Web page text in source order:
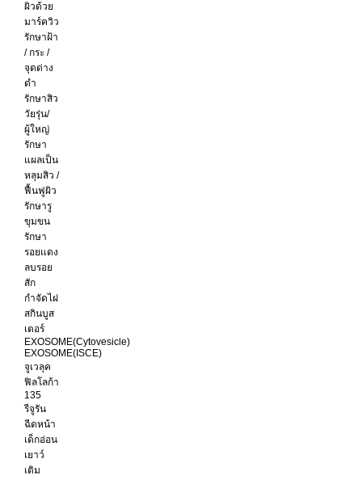
ผิวด้วย
มาร์ควิว
รักษาฝ้า
/ กระ /
จุดด่าง
ดำ
รักษาสิว
วัยรุ่น/
ผู้ใหญ่
รักษา
แผลเป็น
หลุมสิว /
ฟื้นฟูผิว
รักษารู
ขุมขน
รักษา
รอยแดง
ลบรอย
สัก
กำจัดไฝ
สกินบูส
เตอร์
EXOSOME(Cytovesicle)
EXOSOME(ISCE)
จูเวลุค
ฟิลโลก้า
135
รีจูรัน
ฉีดหน้า
เด็กอ่อน
เยาว์
เติม